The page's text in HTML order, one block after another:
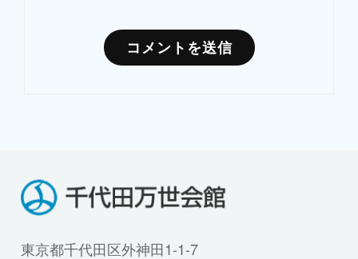
東京都千代田区外神田1-1-7